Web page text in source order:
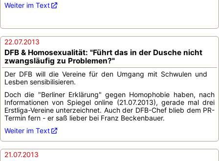
Weiter im Text
22.07.2013
DFB & Homosexualität: "Führt das in der Dusche nicht
zwangsläufig zu Problemen?"
Der DFB will die Vereine für den Umgang mit Schwulen und
Lesben sensibilisieren.
Doch die "Berliner Erklärung" gegen Homophobie haben, nach
Informationen von Spiegel online (21.07.2013), gerade mal drei
Erstliga-Vereine unterzeichnet. Auch der DFB-Chef blieb dem PR-
Termin fern - er saß lieber bei Franz Beckenbauer.
Weiter im Text
21.07.2013